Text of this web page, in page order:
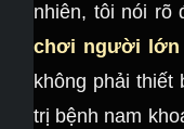
nhiên, tôi nói rõ
chơi người lớn
không phải thiết
trị bệnh nam